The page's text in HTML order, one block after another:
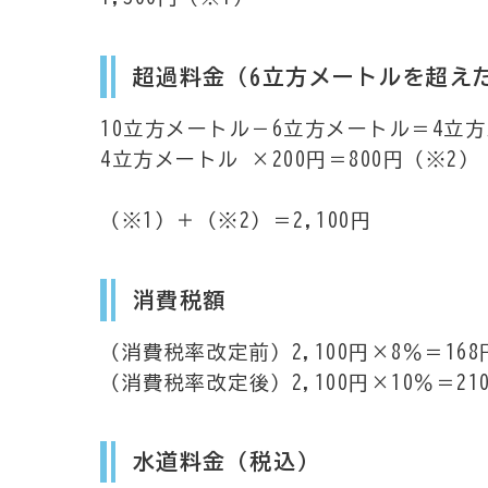
超過料金（6立方メートルを超え
10立方メートル－6立方メートル＝4立
4立方メートル ×200円＝800円（※2）
（※1）＋（※2）＝2,100円
消費税額
（消費税率改定前）2,100円×8％＝168
（消費税率改定後）2,100円×10％＝
水道料金（税込）